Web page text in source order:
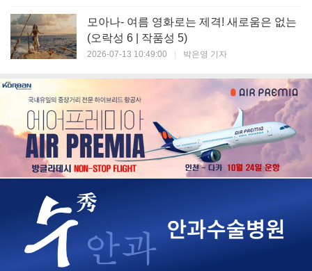
모아나- 여름 영화로는 제격! 새로움은 없는
(오락성 6 | 작품성 5)
2026-07-13 10:49:00 박은영 기자